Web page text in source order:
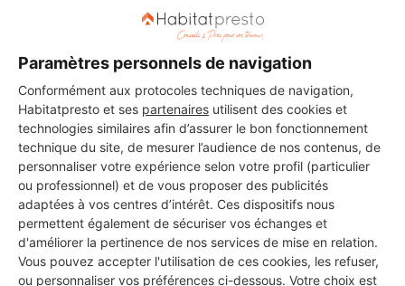
Paramètres personnels de navigation
Conformément aux protocoles techniques de navigation,
Habitatpresto et ses partenaires utilisent des cookies et
technologies similaires afin d’assurer le bon fonctionnement
technique du site, de mesurer l’audience de nos contenus, de
personnaliser votre expérience selon votre profil (particulier
ou professionnel) et de vous proposer des publicités
adaptées à vos centres d’intérêt. Ces dispositifs nous
permettent également de sécuriser vos échanges et
d'améliorer la pertinence de nos services de mise en relation.
Vous pouvez accepter l'utilisation de ces cookies, les refuser,
ou personnaliser vos préférences ci-dessous. Votre choix est
DEMANDER UN DEVIS